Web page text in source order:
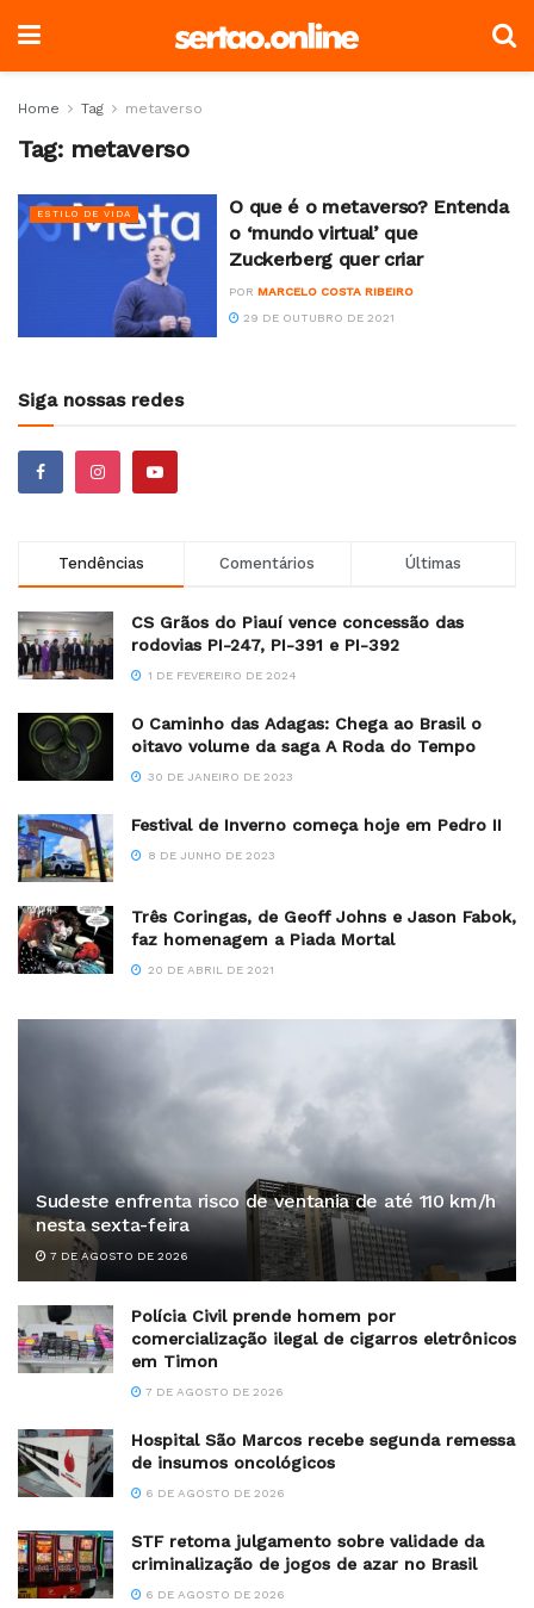
Home Tag metaverso
Tag: metaverso
ESTILO DE VIDA
O que é o metaverso? Entenda
o ‘mundo virtual’ que
Zuckerberg quer criar
POR MARCELO COSTA RIBEIRO
29 DE OUTUBRO DE 2021
Siga nossas redes
Tendências Comentários Últimas
CS Grãos do Piauí vence concessão das
rodovias PI-247, PI-391 e PI-392
1 DE FEVEREIRO DE 2024
O Caminho das Adagas: Chega ao Brasil o
oitavo volume da saga A Roda do Tempo
30 DE JANEIRO DE 2023
Festival de Inverno começa hoje em Pedro II
8 DE JUNHO DE 2023
Três Coringas, de Geoff Johns e Jason Fabok,
faz homenagem a Piada Mortal
20 DE ABRIL DE 2021
Sudeste enfrenta risco de ventania de até 110 km/h
nesta sexta-feira
7 DE AGOSTO DE 2026
Polícia Civil prende homem por
comercialização ilegal de cigarros eletrônicos
em Timon
7 DE AGOSTO DE 2026
Hospital São Marcos recebe segunda remessa
de insumos oncológicos
6 DE AGOSTO DE 2026
STF retoma julgamento sobre validade da
criminalização de jogos de azar no Brasil
6 DE AGOSTO DE 2026